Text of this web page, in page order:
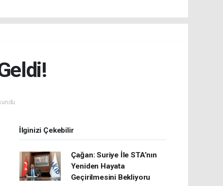
İlginizi Çekebilir
Çağan: Suriye İle STA’nın
Yeniden Hayata
Geçirilmesini Bekliyoru